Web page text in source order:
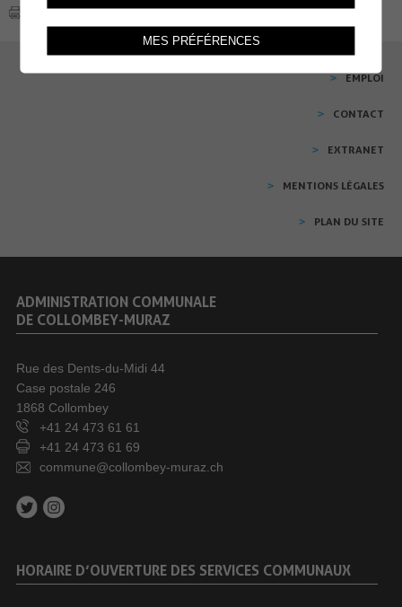
EMPLOI
CONTACT
EXTRANET
MENTIONS LÉGALES
PLAN DU SITE
ADMINISTRATION COMMUNALE
DE COLLOMBEY-MURAZ
Rue des Dents-du-Midi 44
Case postale 246
1868 Collombey
+41 24 473 61 61
+41 24 473 61 69
commune@collombey-muraz.ch
HORAIRE D’OUVERTURE DES SERVICES COMMUNAUX
MES PRÉFÉRENCES